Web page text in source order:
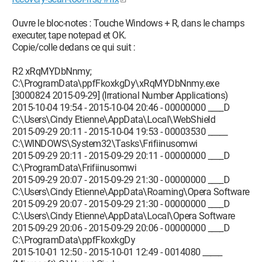
Ouvre le bloc-notes : Touche Windows + R, dans le champs
executer, tape notepad et OK.
Copie/colle dedans ce qui suit :
R2 xRqMYDbNnmy;
C:\ProgramData\ppfFkoxkgDy\xRqMYDbNnmy.exe
[3000824 2015-09-29] (Irrational Number Applications)
2015-10-04 19:54 - 2015-10-04 20:46 - 00000000 ____D
C:\Users\Cindy Etienne\AppData\Local\WebShield
2015-09-29 20:11 - 2015-10-04 19:53 - 00003530 _____
C:\WINDOWS\System32\Tasks\Frifiinusomwi
2015-09-29 20:11 - 2015-09-29 20:11 - 00000000 ____D
C:\ProgramData\Frifiinusomwi
2015-09-29 20:07 - 2015-09-29 21:30 - 00000000 ____D
C:\Users\Cindy Etienne\AppData\Roaming\Opera Software
2015-09-29 20:07 - 2015-09-29 21:30 - 00000000 ____D
C:\Users\Cindy Etienne\AppData\Local\Opera Software
2015-09-29 20:06 - 2015-09-29 20:06 - 00000000 ____D
C:\ProgramData\ppfFkoxkgDy
2015-10-01 12:50 - 2015-10-01 12:49 - 0014080 _____